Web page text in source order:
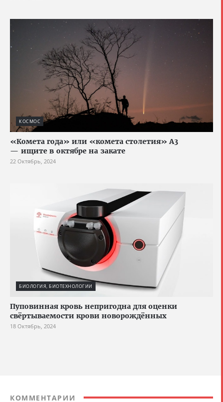
КОСМОС
«Комета года» или «комета столетия» A3
— ищите в октябре на закате
22 Октябрь, 2024
БИОЛОГИЯ, БИОТЕХНОЛОГИИ
Пуповинная кровь непригодна для оценки
свёртываемости крови новорождённых
18 Октябрь, 2024
КОММЕНТАРИИ